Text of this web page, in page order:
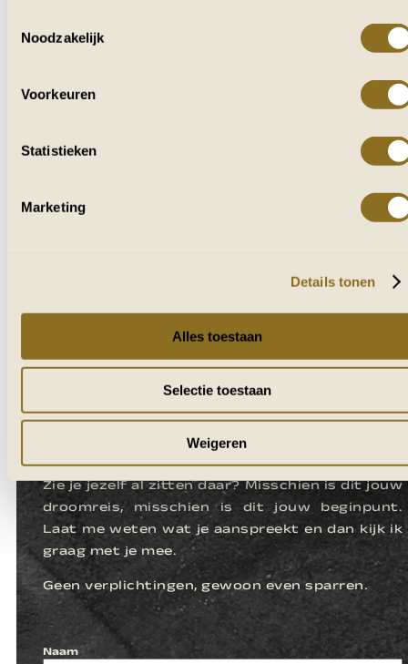
Noodzakelijk
Voorkeuren
Statistieken
Marketing
Details tonen
Alles toestaan
Selectie toestaan
Weigeren
VOOR IEDEREEN
inspiratie uit zuidelijk Afrika.
Naam
VERZENDEN
LATEN WE
KENNISMAKEN
Zie je jezelf al zitten daar? Misschien is dit jouw
droomreis, misschien is dit jouw beginpunt.
Laat me weten wat je aanspreekt en dan kijk ik
graag met je mee.
Geen verplichtingen, gewoon even sparren.
Naam